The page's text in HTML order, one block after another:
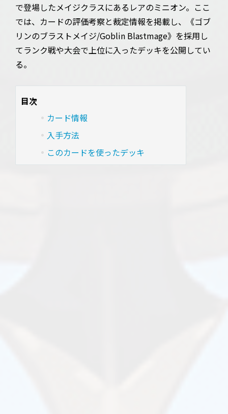
で登場したメイジクラスにあるレアのミニオン。ここ
では、カードの評価考察と裁定情報を掲載し、《ゴブ
リンのブラストメイジ/Goblin Blastmage》を採用し
てランク戦や大会で上位に入ったデッキを公開してい
る。
目次
カード情報
入手方法
このカードを使ったデッキ